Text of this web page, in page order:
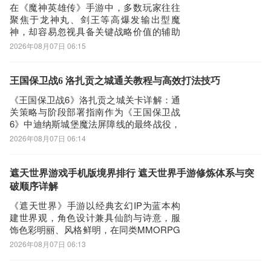
在《魔神英雄传》手游中，多数玩家往往
聚焦于龙神丸、剑王等高爆发输出型魔
神，却容易忽视具备关键战略价值的辅助
单位。其中，莱吉斯作为专精续航治疗的
坚体系中不可替代的核心角色。莱吉斯初
手，适合新手
2026年08月07日 06:15
王国保卫战6 洛扎贡之城通关教程与高效打法技巧
《王国保卫战6》洛扎贡之城关卡详解：通
关策略与阶段部署指南作为《王国保卫战
6》中迪纳斯城堡魔法屏障线的最终战役，
洛扎贡之城由维兹南昔日学徒镇守，地形
线覆盖，需采用差异化布防策略。开局阶
段建议在上路部署黑骑士兵营、下路配置
2026年08月07日 06:14
遮天世界游戏手机版境界排行 遮天世界手游修炼体系与突
破顺序详解
《遮天世界》手游以经典玄幻IP为蓝本构
建世界观，角色设计兼具仙韵与诗意，服
饰色彩明丽、风格鲜明，在同类MMORPG
中具备显著辨识度，长期稳居玩家关注度
2026年08月07日 06:13